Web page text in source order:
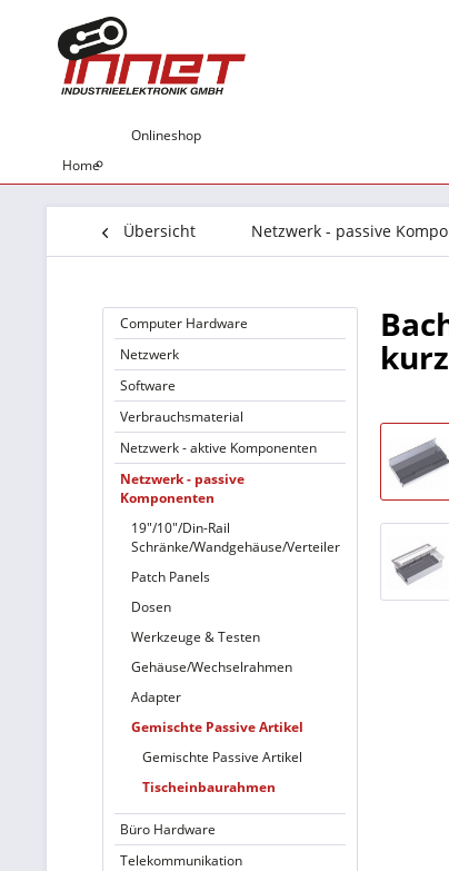
Home
Onlineshop
Übersicht Netzwerk - passive
Computer Hardware
Netzwerk
Software
Verbrauchsmaterial
Netzwerk - aktive Komponenten
Netzwerk - passive
Komponenten
19"/10"/Din-Rail
Schränke/Wandgehäuse/Verteiler
Patch Panels
Dosen
Werkzeuge & Testen
Gehäuse/Wechselrahmen
Adapter
Gemischte Passive Artikel
Gemischte Passive Artikel
Tischeinbaurahmen
Büro Hardware
Telekommunikation
kurz